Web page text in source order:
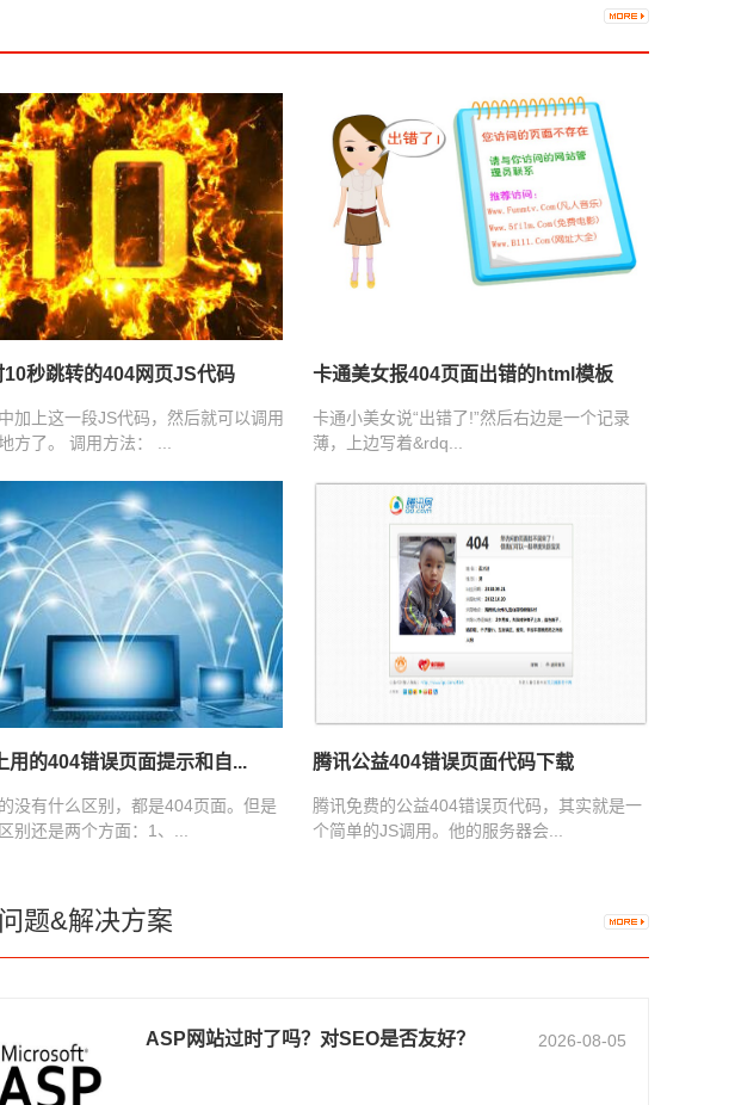
10秒跳转的404网页JS代码
加上这一段JS代码，然后就可以调用
方了。 调用方法： ...
卡通美女报404页面出错的html模板
卡通小美女说“出错了!”然后右边是一个记录
薄，上边写着&rdq...
用的404错误页面提示和自...
没有什么区别，都是404页面。但是
别还是两个方面：1、...
腾讯公益404错误页面代码下载
腾讯免费的公益404错误页代码，其实就是一
个简单的JS调用。他的服务器会...
题&解决方案
ASP网站过时了吗？对SEO是否友好？ 2026-08-05